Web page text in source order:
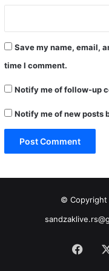
Save my name, email,
time I comment.
Notify me of follow-up
Notify me of new posts
© Copyright